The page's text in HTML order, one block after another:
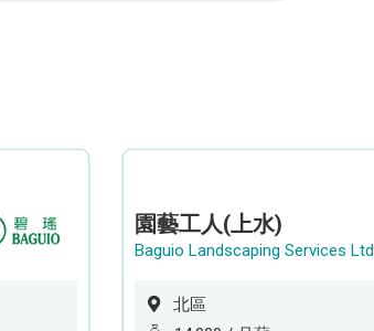
園藝工人(上水)
Baguio Landscaping Services
北區